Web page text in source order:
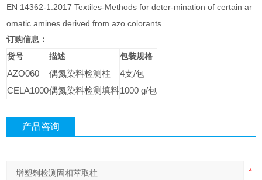
EN 14362-1:2017 Textiles-Methods for deter-mination of certain ar
omatic amines derived from azo colorants
订购信息：
货号
描述 包装规格
AZO060 偶氮染料检测柱 4支/包
CELA1000偶氮染料检测填料1000 g/包
产品咨询